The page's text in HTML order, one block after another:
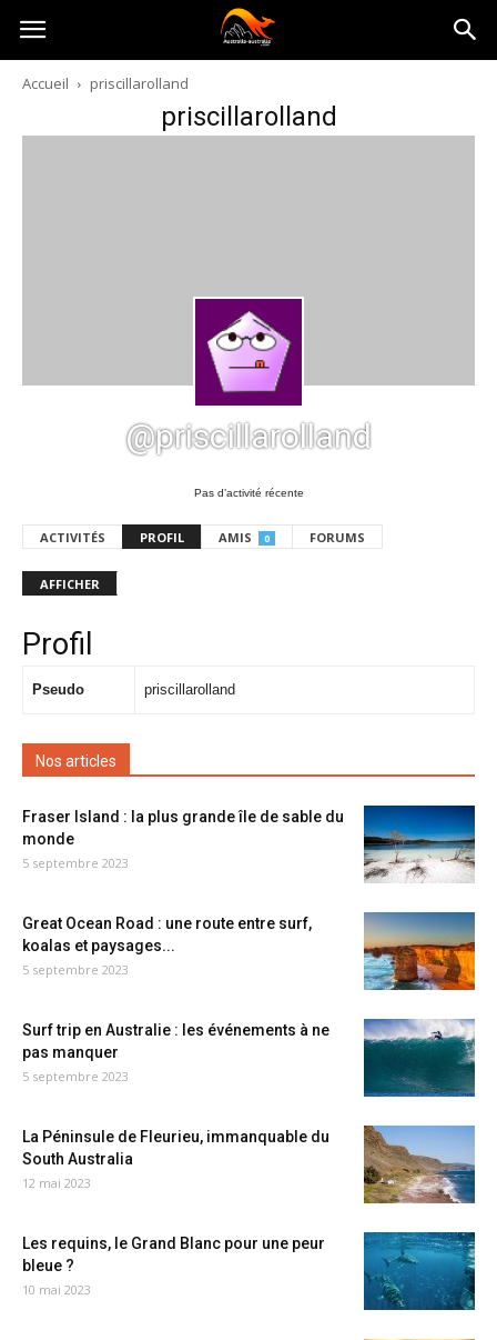
Australia-
australie.com
Accueil priscillarolland
priscillarolland
@priscillarolland
Pas d’activité récente
ACTIVITÉS PROFIL AMIS 0 FORUMS
AFFICHER
Profil
Pseudo priscillarolland
Nos articles
Fraser Island : la plus grande île de sable du
monde
5 septembre 2023
Great Ocean Road : une route entre surf,
koalas et paysages...
5 septembre 2023
Surf trip en Australie : les événements à ne
pas manquer
5 septembre 2023
La Péninsule de Fleurieu, immanquable du
South Australia
12 mai 2023
Les requins, le Grand Blanc pour une peur
bleue ?
10 mai 2023